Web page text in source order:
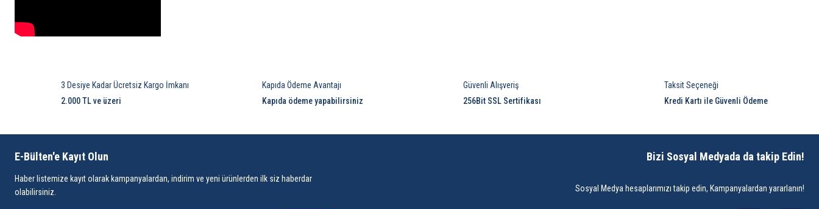
3 Desiye Kadar Ücretsiz Kargo İmkanı
2.000 TL ve üzeri
Kapıda Ödeme Avantajı
Kapıda ödeme yapabilirsiniz
Güvenli Alışveriş
256Bit SSL Sertifikası
Taksit Seçeneği
Kredi Kartı ile Güvenli Ödeme
E-Bülten'e Kayıt Olun
Haber listemize kayıt olarak kampanyalardan, indirim ve yeni ürünlerden ilk siz haberdar
olabilirsiniz.
Bizi Sosyal Medyada da takip Edin!
Sosyal Medya hesaplarımızı takip edin, Kampanyalardan yararlanın!